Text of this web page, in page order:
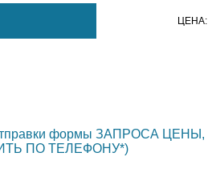
формы ЗАПРОСА ЦЕНЫ,
ПО ТЕЛЕФОНУ*)